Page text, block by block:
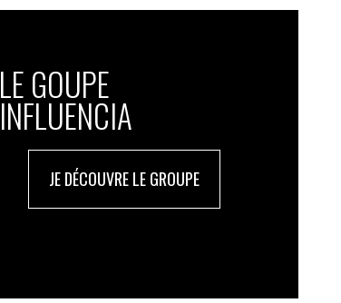
LE GOUPE
INFLUENCIA
JE DÉCOUVRE LE GROUPE